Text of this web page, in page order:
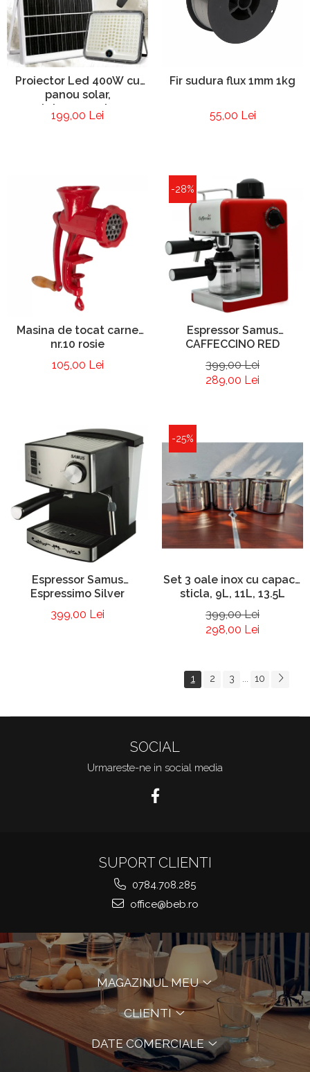
Proiector Led 400W cu
panou solar,
telecomanda
199,00 Lei
Fir sudura flux 1mm 1kg
55,00 Lei
Masina de tocat carne
nr.10 rosie
105,00 Lei
-28%
Espressor Samus
CAFFECCINO RED
399,00 Lei
289,00 Lei
Espressor Samus
Espressimo Silver
399,00 Lei
-25%
Set 3 oale inox cu capace
sticla, 9L, 11L, 13.5L
399,00 Lei
298,00 Lei
1 2 3 10
SOCIAL
Urmareste-ne in social media
SUPORT CLIENTI
0784.708.285
office@beb.ro
MAGAZINUL MEU
CLIENTI
DATE COMERCIALE